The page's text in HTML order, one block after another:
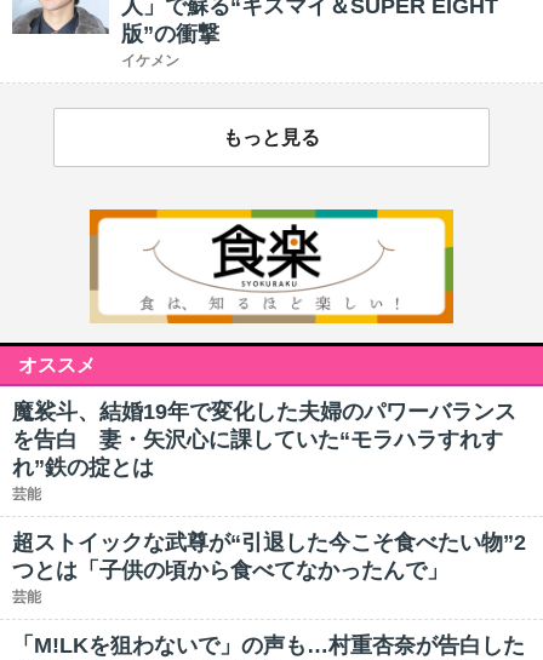
人」で蘇る“キスマイ＆SUPER EIGHT
版”の衝撃
イケメン
もっと見る
オススメ
魔裟斗、結婚19年で変化した夫婦のパワーバランス
を告白 妻・矢沢心に課していた“モラハラすれす
れ”鉄の掟とは
芸能
超ストイックな武尊が“引退した今こそ食べたい物”2
つとは「子供の頃から食べてなかったんで」
芸能
「M!LKを狙わないで」の声も…村重杏奈が告白した